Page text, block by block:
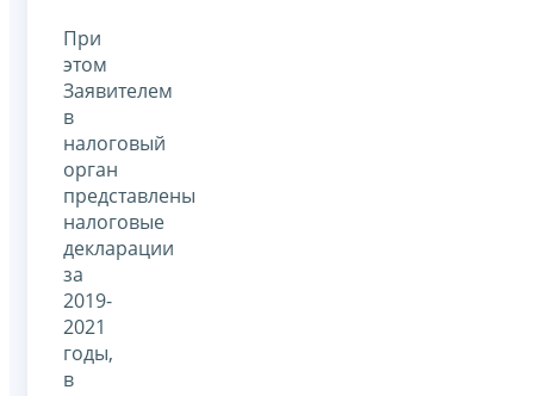
При
этом
Заявителем
в
налоговый
орган
представлены
налоговые
декларации
за
2019-
2021
годы,
в